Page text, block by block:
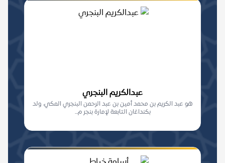
عبدالكريم البنجري
هو عبد الكريم بن محمد أمين بن عبد الرحمن البنجري المكي، ولد
بكنداغان التابعة لإمارة بنجر م...